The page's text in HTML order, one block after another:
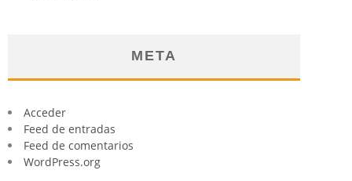
META
Acceder
Feed de entradas
Feed de comentarios
WordPress.org